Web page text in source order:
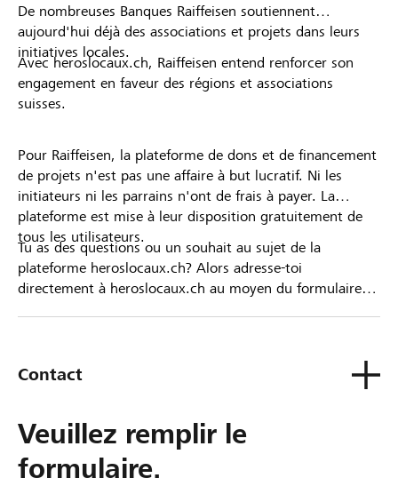
De nombreuses Banques Raiffeisen soutiennent
aujourd'hui déjà des associations et projets dans leurs
initiatives locales.
Avec heroslocaux.ch, Raiffeisen entend renforcer son
engagement en faveur des régions et associations
suisses.
Pour Raiffeisen, la plateforme de dons et de financement
de projets n'est pas une affaire à but lucratif. Ni les
initiateurs ni les parrains n'ont de frais à payer. La
plateforme est mise à leur disposition gratuitement de
tous les utilisateurs.
Tu as des questions ou un souhait au sujet de la
plateforme heroslocaux.ch? Alors adresse-toi
directement à heroslocaux.ch au moyen du formulaire
Contact
Veuillez remplir le
formulaire.